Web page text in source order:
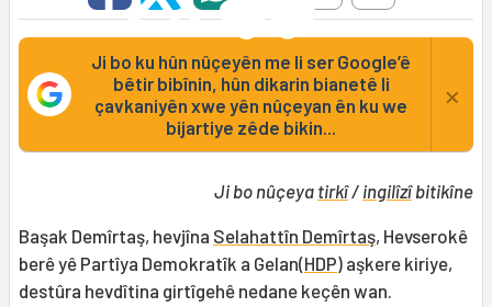
Ji bo ku hûn nûçeyên me li ser Google’ê
bêtir bibînin, hûn dikarin bianetê li
çavkaniyên xwe yên nûçeyan ên ku we
bijartiye zêde bikin...
×
Ji bo nûçeya tirkî/ ingilîzîbitikîne
Başak Demîrtaş, hevjîna Selahattîn Demîrtaş, Hevserokê
berê yê Partîya Demokratîk a Gelan(HDP) aşkere kiriye,
destûra hevdîtina girtîgehê nedane keçên wan.